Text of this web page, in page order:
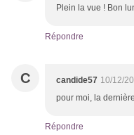
Plein la vue ! Bon
Répondre
C candide57 10/12/
pour moi, la
Répondre